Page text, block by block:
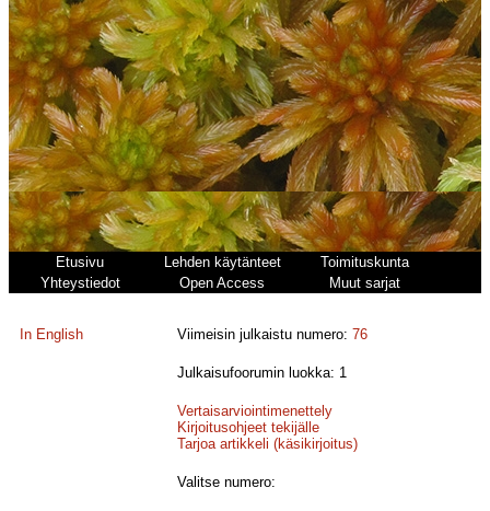
Etusivu Lehden käytänteet
Toimituskunta
Yhteystiedot
Open Access Muut sarjat
In English Viimeisin julkaistu numero:76
Julkaisufoorumin luokka: 1
Vertaisarviointimenettely
Kirjoitusohjeet tekijälle
Tarjoa artikkeli (käsikirjoitus)
Valitse numero: